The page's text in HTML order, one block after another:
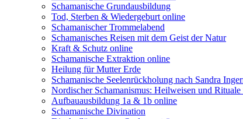
Schamanische Grundausbildung
Tod, Sterben & Wiedergeburt online
Schamanischer Trommelabend
Schamanisches Reisen mit dem Geist der Natur
Kraft & Schutz online
Schamanische Extraktion online
Heilung für Mutter Erde
Schamanische Seelenrückholung nach Sandra
Nordischer Schamanismus: Heilweisen und
Aufbauausbildung 1a & 1b online
Schamanische Divination